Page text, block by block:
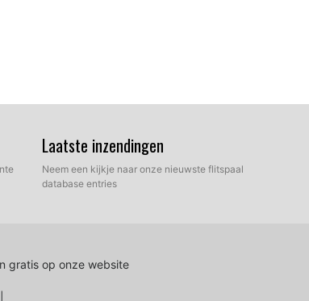
modus. Selecteer Express Mode.
Laatste inzendingen
Neem een kijkje naar onze nieuwste flitspaal
database entries
gratis op onze website